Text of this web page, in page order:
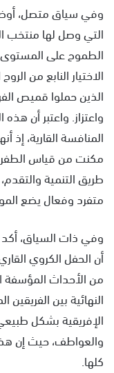
وفي سياق متصل، أوضح
التي وصل لها منتخب
الطموح على المستوى
الاختيار النابع من
الذين حملوا قميص
واعتزاز. واعتبر أن
المنافسة القارية، إذ
مكنت من قياس
طريق التنمية
متفرد وفعال يضع
وفي ذات السياق، أكد
أن الحفل الكروي
من الأحداث المؤسفة
النهائية بين
الإفريقية بشكل
والعواطف، حيث إن هذا
كلها.